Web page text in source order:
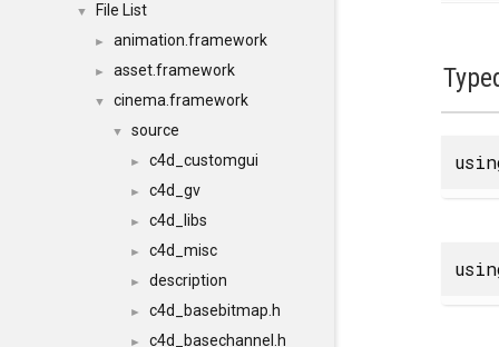
▼ File List
► animation.framework
► asset.framework
▼ cinema.framework
▼ source
► c4d_customgui
► c4d_gv
► c4d_libs
► c4d_misc
► description
► c4d_basebitmap.h
► c4d_basechannel.h